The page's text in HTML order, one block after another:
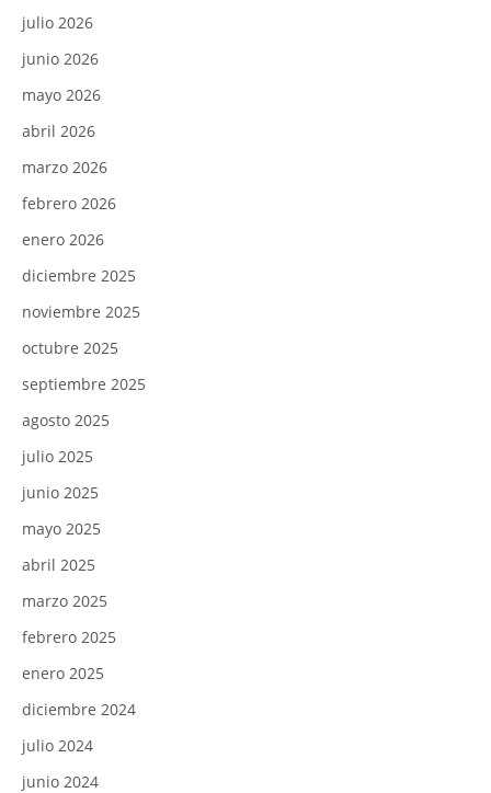
julio 2026
junio 2026
mayo 2026
abril 2026
marzo 2026
febrero 2026
enero 2026
diciembre 2025
noviembre 2025
octubre 2025
septiembre 2025
agosto 2025
julio 2025
junio 2025
mayo 2025
abril 2025
marzo 2025
febrero 2025
enero 2025
diciembre 2024
julio 2024
junio 2024